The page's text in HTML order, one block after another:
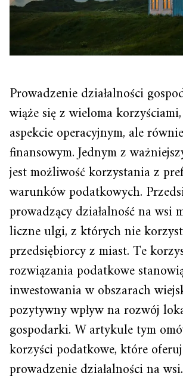
Prowadzenie działalności
wiąże się z wieloma
aspekcie operacyjnym, ale
finansowym. Jednym z
jest możliwość korzystania z
warunków podatkowych.
prowadzący działalność na wsi
liczne ulgi, z których nie
przedsiębiorcy z miast. Te
rozwiązania podatkowe
inwestowania w obszarach
pozytywny wpływ na rozwój
gospodarki. W artykule tym
korzyści podatkowe, które
prowadzenie działalności na wsi.